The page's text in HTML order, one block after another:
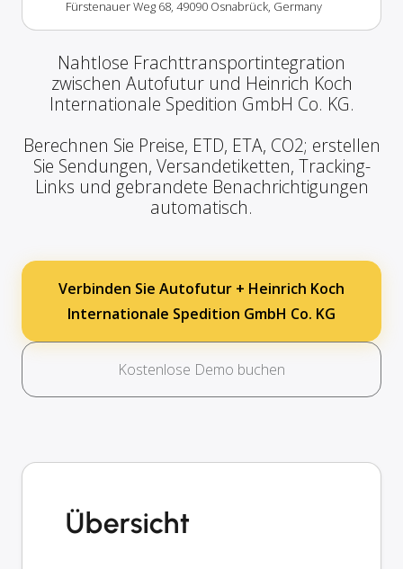
Fürstenauer Weg 68, 49090 Osnabrück, Germany
Nahtlose Frachttransportintegration
zwischen Autofutur und Heinrich Koch
Internationale Spedition GmbH Co. KG.
Berechnen Sie Preise, ETD, ETA, CO2; erstellen
Sie Sendungen, Versandetiketten, Tracking-
Links und gebrandete Benachrichtigungen
automatisch.
Verbinden Sie Autofutur + Heinrich Koch
Internationale Spedition GmbH Co. KG
Kostenlose Demo buchen
Übersicht